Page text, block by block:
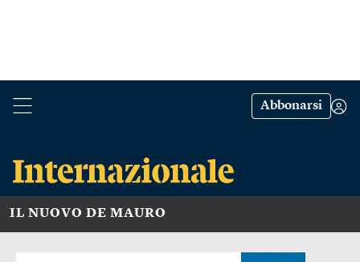
Abbonarsi
IL NUOVO DE MAURO